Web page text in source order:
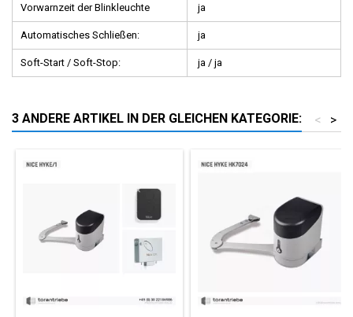
Vorwarnzeit der Blinkleuchte ja
Automatisches Schließen: ja
Soft-Start / Soft-Stop: ja / ja
3 ANDERE ARTIKEL IN DER GLEICHEN KATEGORIE: >
<